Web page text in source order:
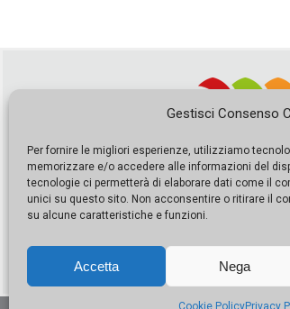
Gestisci Consenso
Per fornire le migliori esperienze, utilizziamo
memorizzare e/o accedere alle informazioni del
tecnologie ci permetterà di elaborare dati come il
unici su questo sito. Non acconsentire o ritirare il
su alcune caratteristiche e funzioni.
Accetta Nega
Cookie PolicyPrivacy